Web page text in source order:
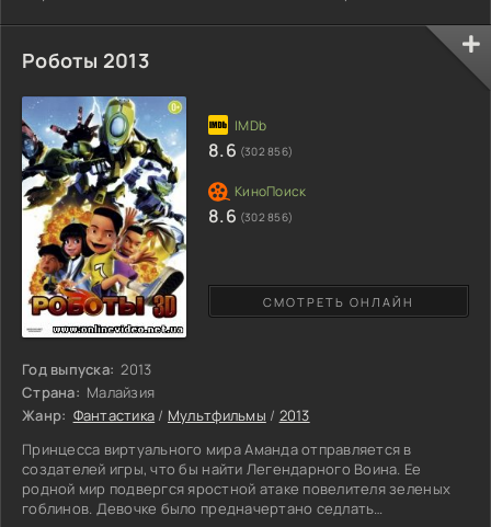
смог маленький механический пес. Он остался без крова и
каждый день лаяла на проезжающие мимо машины недалеко
от дома мистера Хублота. Чтобы решится на помощь
переступить через
Роботы 2013
Год выпуска: 2013
Страна: Малайзия
Жанр: Фантастика / Мультфильмы / 2013
Принцесса виртуального мира Аманда отправляется в
создателей игры, что бы найти Легендарного Воина. Ее
родной мир подвергся яростной атаке повелителя зеленых
гоблинов. Девочке было предначертано седлать
СМОТРЕТЬ ОНЛАЙН
8.6 (302 856)
8.6 (302 856)